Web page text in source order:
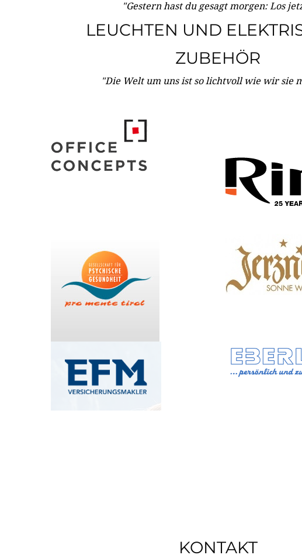
"Gestern hast du gesagt morgen: Los
LEUCHTEN UND
ZUBEHÖR
"Die Welt um uns ist so lichtvoll wie wir sie
KONTAKT